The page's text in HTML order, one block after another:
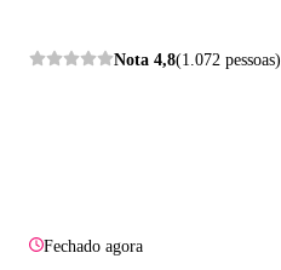
Nota 4,8(1.072 pessoas)
Fechado agora